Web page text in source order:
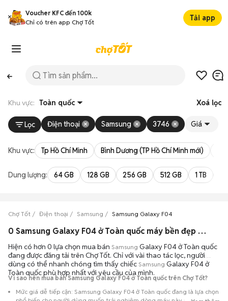
Voucher KFC đến 100k
Chỉ có trên app Chợ Tốt
Tải app
Khu vực: Toàn quốc Xoá lọc
Lọc Điện thoại Samsung 3746 Giá
Khu vực: Tp Hồ Chí Minh Bình Dương (TP Hồ Chí Minh mới)
Dung lượng: 64 GB 128 GB 256 GB 512 GB 1 TB
Chợ Tốt Điện thoại Samsung Samsung Galaxy F04
0 Samsung Galaxy F04 ở Toàn quốc máy bền đẹp đang bán 08/2026
Hiện có hơn 0 lựa chọn mua bán Samsung Galaxy F04 ở Toàn quốc
đang được đăng tải trên Chợ Tốt. Chỉ với vài thao tác lọc, người
dùng có thể nhanh chóng tìm thấy chiếc Samsung Galaxy F04 ở
Toàn quốc phù hợp nhất với yêu cầu của mình.
Vì sao nên mua bán Samsung Galaxy F04 ở Toàn quốc trên Chợ Tốt?
Mức giá dễ tiếp cận: Samsung Galaxy F04 ở Toàn quốc đang là lựa chọn